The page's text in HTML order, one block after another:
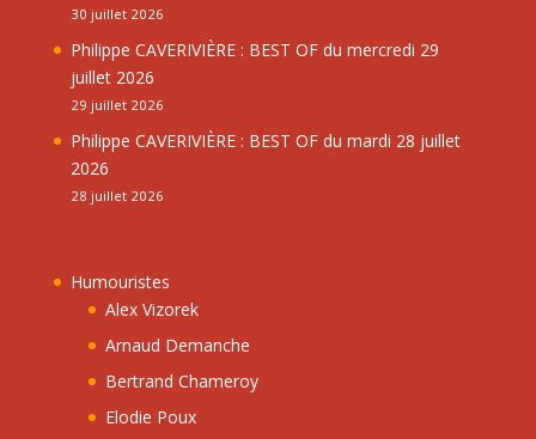
30 juillet 2026
Philippe CAVERIVIÈRE : BEST OF du mercredi 29
juillet 2026
29 juillet 2026
Philippe CAVERIVIÈRE : BEST OF du mardi 28 juillet
2026
28 juillet 2026
Humouristes
Alex Vizorek
Arnaud Demanche
Bertrand Chameroy
Elodie Poux